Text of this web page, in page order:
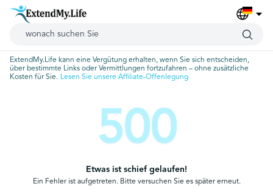
ExtendMy.Life kann eine Vergütung erhalten, wenn Sie sich entscheiden,
über bestimmte Links oder Vermittlungen fortzufahren – ohne zusätzliche
Kosten für Sie. Lesen Sie unsere Affiliate-Offenlegung
500
Etwas ist schief gelaufen!
Ein Fehler ist aufgetreten. Bitte versuchen Sie es später erneut.